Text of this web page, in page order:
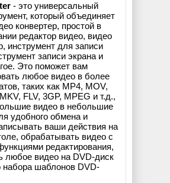
- это универсальный
который объединяет
конвертер, простой в
редактор видео, видео
инструмент для записи
записи экрана и
Это поможет вам
любое видео в более
таких как MP4, MOV,
FLV, 3GP, MPEG и т.д.,
видео в небольшие
удобного обмена и
ваши действия на
обрабатывать видео с
редактирования,
любое видео на DVD-диск
шаблонов DVD-